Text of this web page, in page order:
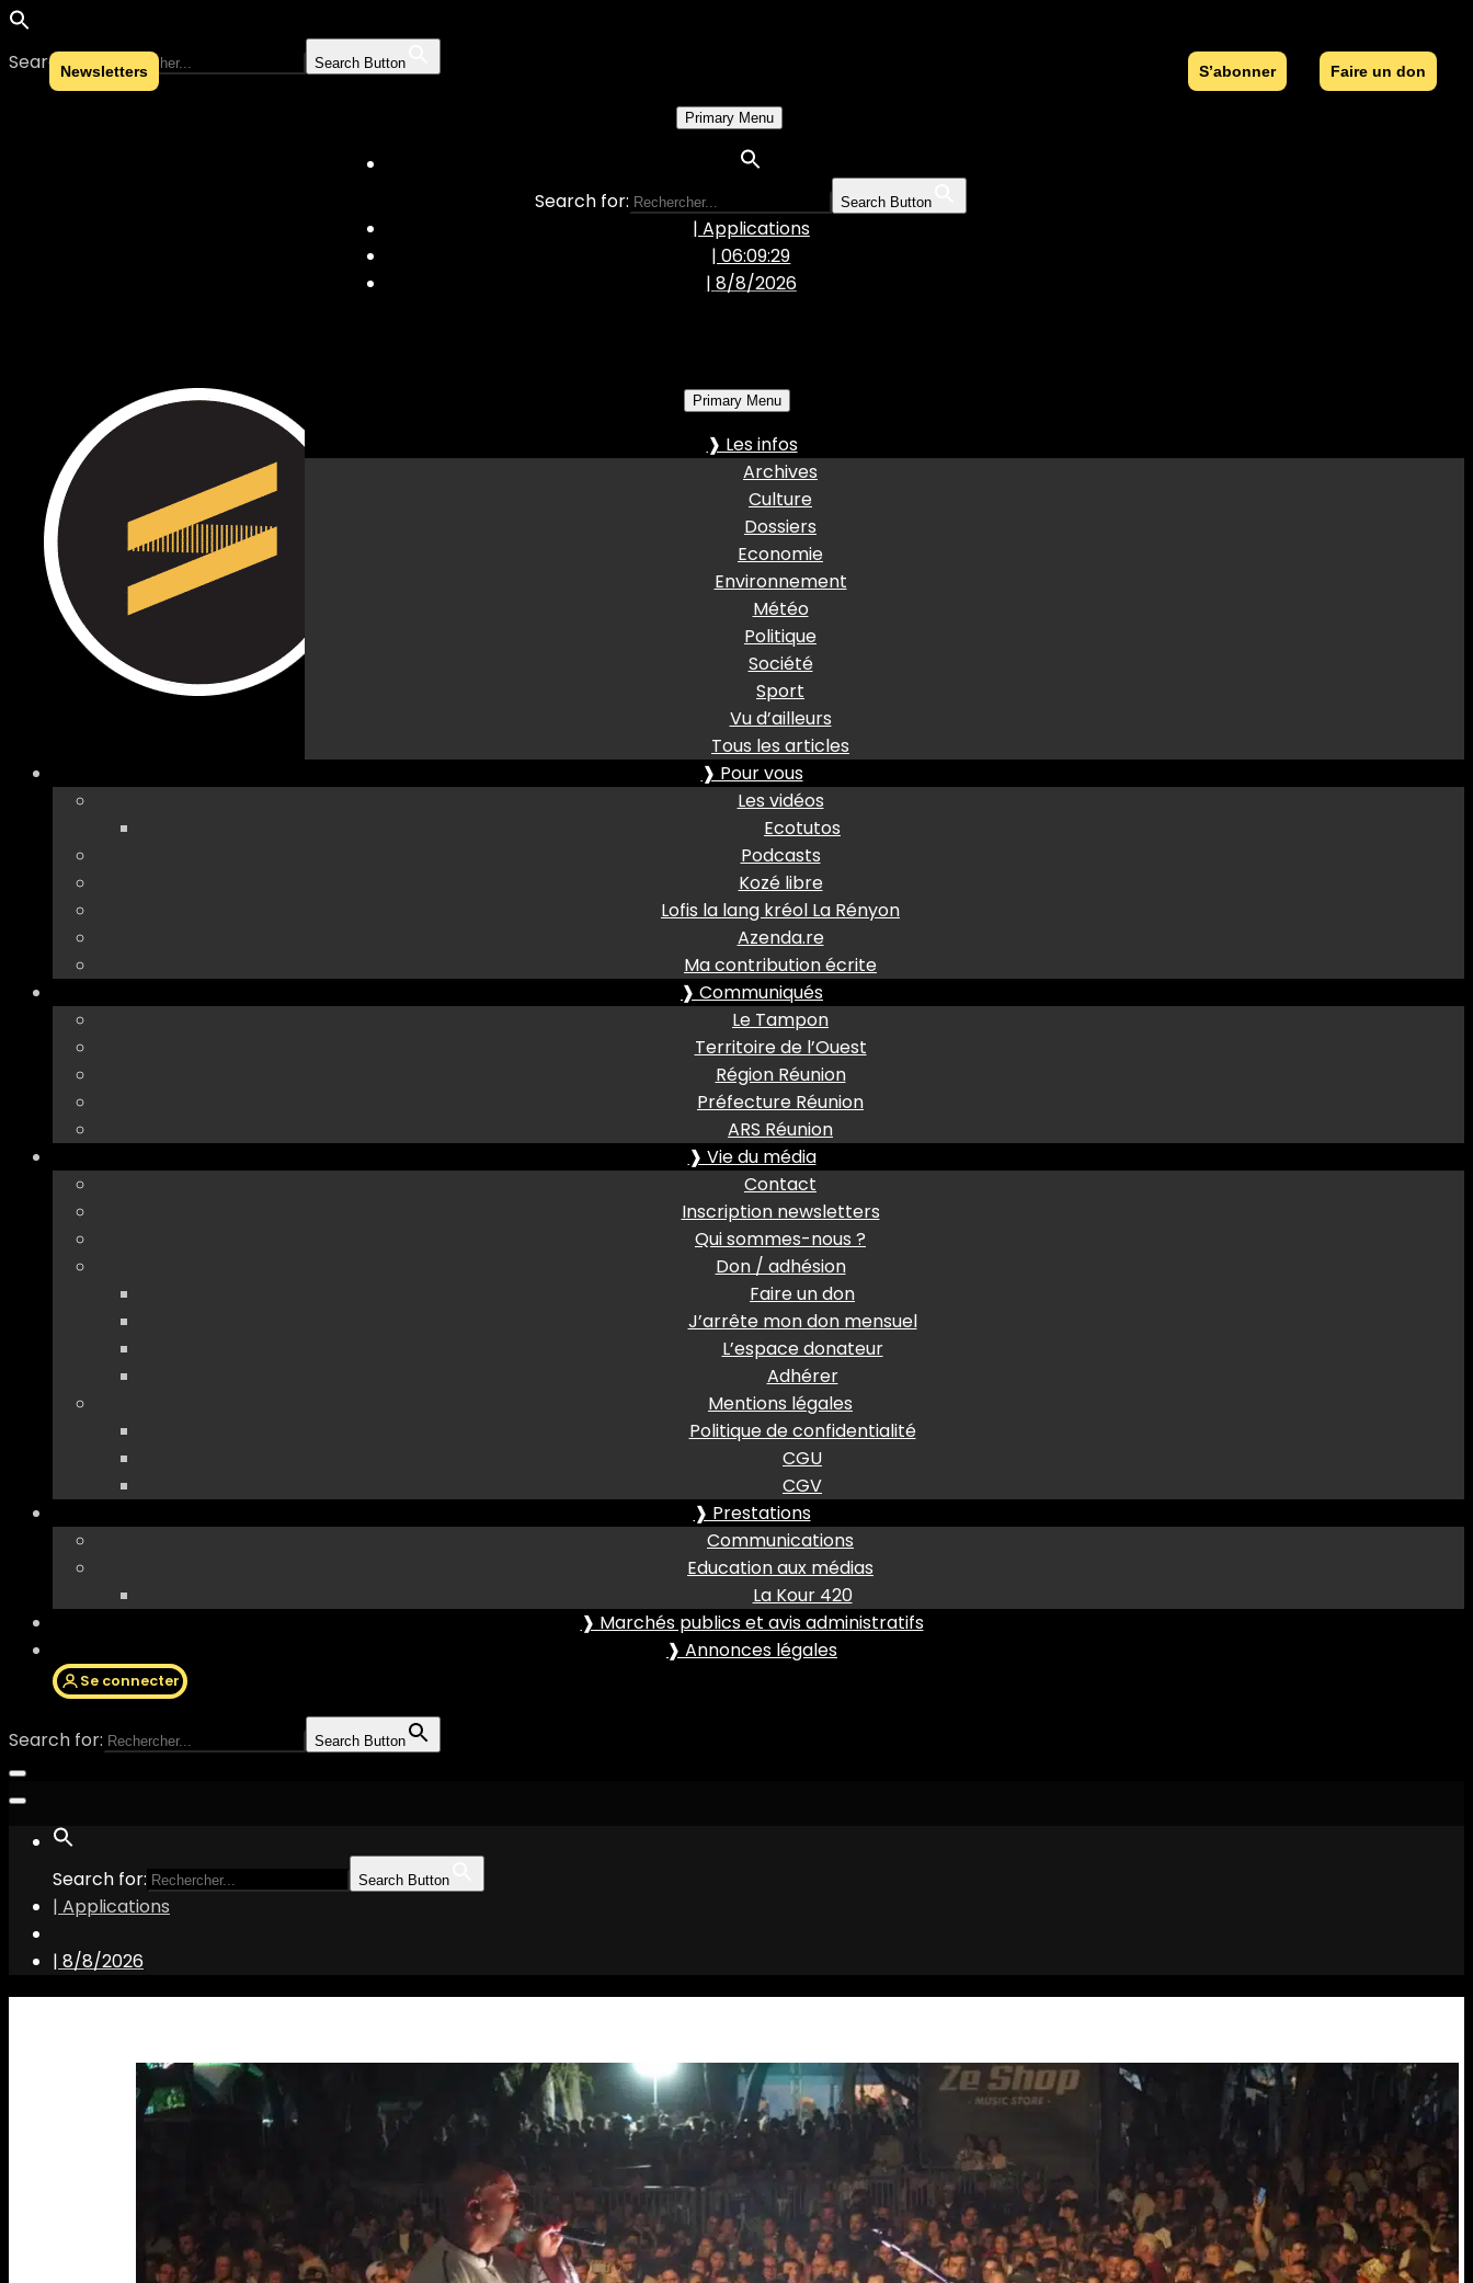
Search for: Search Button
Skip to content
Primary Menu
Search for: Search Button
| Applications
| 06:09:30
| 8/8/2026
Primary Menu
❱ Les infos
Archives
Culture
Dossiers
Economie
Environnement
Météo
Politique
Société
Sport
Vu d’ailleurs
Tous les articles
❱ Pour vous
Les vidéos
Ecotutos
Podcasts
Kozé libre
Lofis la lang kréol La Rényon
Azenda.re
Ma contribution écrite
❱ Communiqués
Le Tampon
Territoire de l’Ouest
Région Réunion
Préfecture Réunion
ARS Réunion
❱ Vie du média
Contact
Inscription newsletters
Qui sommes-nous ?
Don / adhésion
Faire un don
J’arrête mon don mensuel
L’espace donateur
Adhérer
Mentions légales
Politique de confidentialité
CGU
CGV
❱ Prestations
Communications
Education aux médias
La Kour 420
❱ Marchés publics et avis administratifs
❱ Annonces légales
Se connecter
Search for: Search Button
Search for: Search Button
| Applications
| 8/8/2026
S’abonner Faire un don
Newsletters